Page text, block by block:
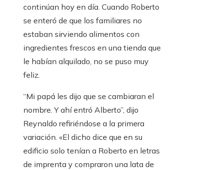
continúan hoy en día. Cuando Roberto
se enteró de que los familiares no
estaban sirviendo alimentos con
ingredientes frescos en una tienda que
le habían alquilado, no se puso muy
feliz.
“Mi papá les dijo que se cambiaran el
nombre. Y ahí entró Alberto”, dijo
Reynaldo refiriéndose a la primera
variación. «El dicho dice que en su
edificio solo tenían a Roberto en letras
de imprenta y compraron una lata de